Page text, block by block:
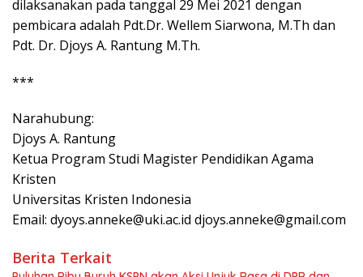
dilaksanakan pada tanggal 29 Mei 2021 dengan
pembicara adalah Pdt.Dr. Wellem Siarwona, M.Th dan
Pdt. Dr. Djoys A. Rantung M.Th.
***
Narahubung:
Djoys A. Rantung
Ketua Program Studi Magister Pendidikan Agama
Kristen
Universitas Kristen Indonesia
Email: dyoys.anneke@uki.ac.id djoys.anneke@gmail.com
Berita Terkait